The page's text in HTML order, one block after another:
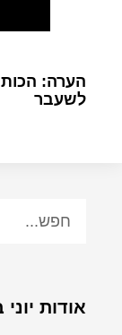
הערה:
לשעבר
אודות